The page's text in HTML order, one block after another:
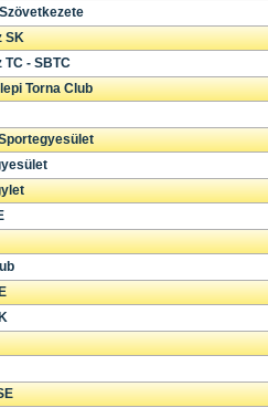
SK
- SBTC
Torna Club